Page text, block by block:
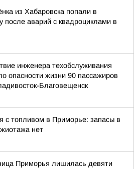
из Хабаровска попали в
после аварий с квадроциклами в
инженера техобслуживания
опасности жизни 90 пассажиров
Благовещенск
с топливом в Приморье: запасы в
нет
Приморья лишилась девяти